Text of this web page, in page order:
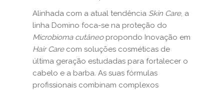
Alinhada com a atual tendência Skin Care, a
linha Domino foca-se na proteção do
Microbioma cutâneo propondo Inovação em
Hair Care com soluções cosméticas de
última geração estudadas para fortalecer o
cabelo e a barba. As suas fórmulas
profissionais combinam complexos